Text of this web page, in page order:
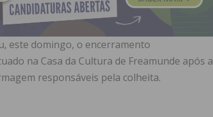
este domingo, o encerramento
na Casa da Cultura de Freamunde após a
responsáveis pela colheita.